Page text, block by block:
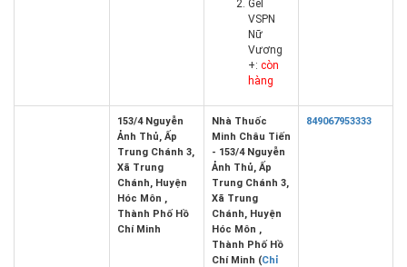
Gel
VSPN
Nữ
Vương
+: còn
hàng
153/4 Nguyễn
Ảnh Thủ, Ấp
Trung Chánh 3,
Xã Trung
Chánh, Huyện
Hóc Môn ,
Thành Phố Hồ
Chí Minh
Nhà Thuốc
Minh Châu Tiến
- 153/4 Nguyễn
Ảnh Thủ, Ấp
Trung Chánh 3,
Xã Trung
Chánh, Huyện
Hóc Môn ,
Thành Phố Hồ
Chí Minh (Chỉ
849067953333